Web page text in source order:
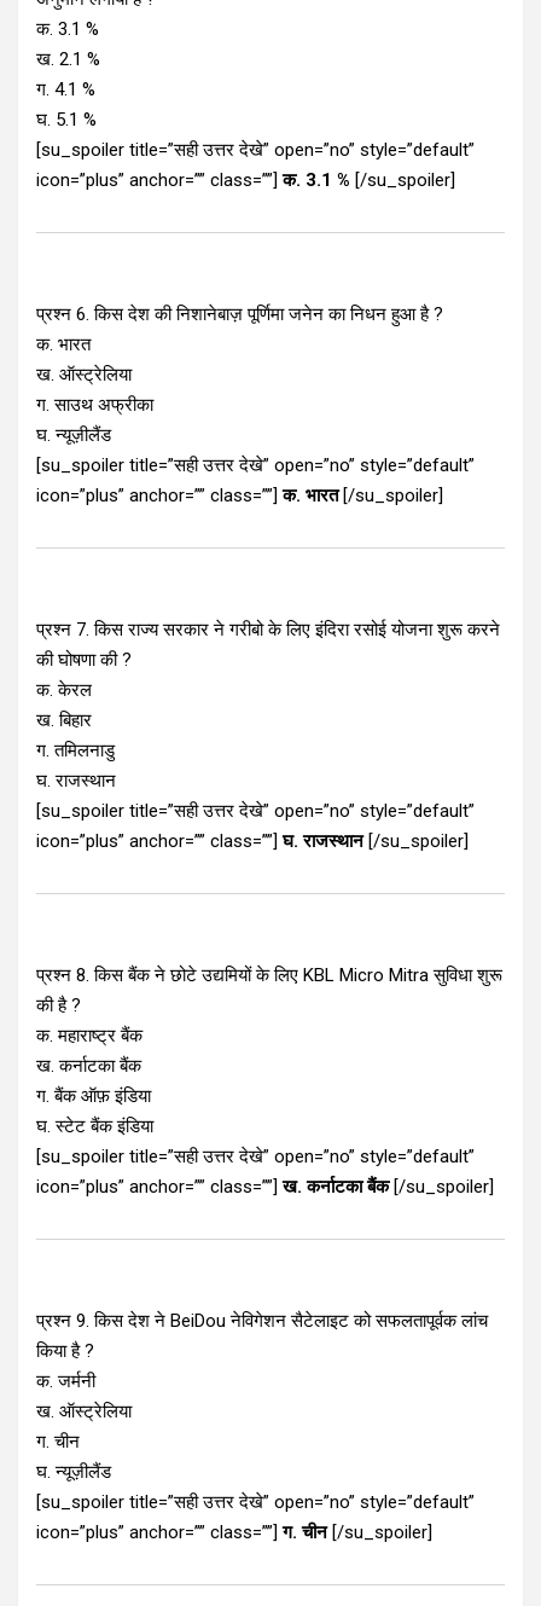
क. 3.1 %
ख. 2.1 %
ग. 4.1 %
घ. 5.1 %
[su_spoiler title=”सही उत्तर देखे” open=”no” style=”default”
icon=”plus” anchor=”” class=””]क. 3.1 % [/su_spoiler]
प्रश्न 6. किस देश की निशानेबाज़ पूर्णिमा जनेन का निधन हुआ है ?
क. भारत
ख. ऑस्ट्रेलिया
ग. साउथ अफ्रीका
घ. न्यूज़ीलैंड
[su_spoiler title=”सही उत्तर देखे” open=”no” style=”default”
icon=”plus” anchor=”” class=””] क. भारत[/su_spoiler]
प्रश्न 7. किस राज्य सरकार ने गरीबो के लिए इंदिरा रसोई योजना शुरू करने
की घोषणा की ?
क. केरल
ख. बिहार
ग. तमिलनाडु
घ. राजस्थान
[su_spoiler title=”सही उत्तर देखे” open=”no” style=”default”
icon=”plus” anchor=”” class=””]घ. राजस्थान[/su_spoiler]
प्रश्न 8. किस बैंक ने छोटे उद्यमियों के लिए KBL Micro Mitra सुविधा शुरू
की है ?
क. महाराष्ट्र बैंक
ख. कर्नाटका बैंक
ग. बैंक ऑफ़ इंडिया
घ. स्टेट बैंक इंडिया
[su_spoiler title=”सही उत्तर देखे” open=”no” style=”default”
icon=”plus” anchor=”” class=””] ख. कर्नाटका बैंक[/su_spoiler]
प्रश्न 9. किस देश ने BeiDou नेविगेशन सैटेलाइट को सफलतापूर्वक लांच
किया है ?
क. जर्मनी
ख. ऑस्ट्रेलिया
ग. चीन
घ. न्यूज़ीलैंड
[su_spoiler title=”सही उत्तर देखे” open=”no” style=”default”
icon=”plus” anchor=”” class=””]ग. चीन[/su_spoiler]